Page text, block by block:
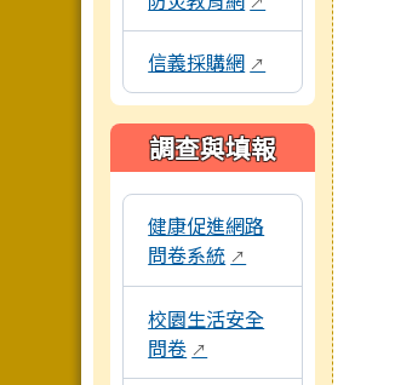
信義採購網 ↗
調查與填報
本區域包含各項線上問卷與評
健康促進網路
問卷系統 ↗
校園生活安全
問卷 ↗